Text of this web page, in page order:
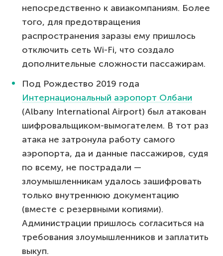
непосредственно к авиакомпаниям. Более
того, для предотвращения
распространения заразы ему пришлось
отключить сеть Wi-Fi, что создало
дополнительные сложности пассажирам.
Под Рождество 2019 года
Интернациональный аэропорт Олбани
(Albany International Airport) был атакован
шифровальщиком-вымогателем. В тот раз
атака не затронула работу самого
аэропорта, да и данные пассажиров, судя
по всему, не пострадали —
злоумышленникам удалось зашифровать
только внутреннюю документацию
(вместе с резервными копиями).
Администрации пришлось согласиться на
требования злоумышленников и заплатить
выкуп.